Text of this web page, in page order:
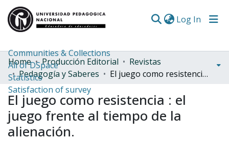
Log In
Communities & Collections
All of DSpace
Statistics
Satisfaction of survey
Home Producción Editorial
Revistas
Pedagogía y Saberes
El juego como resistencia : el juego frente al tiempo de la alienación.
El juego como resistencia : el
juego frente al tiempo de la
alienación.